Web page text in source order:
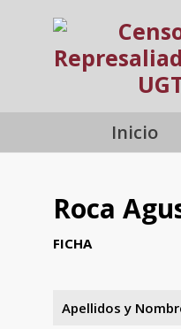
Inicio
Roca
FICHA
Apellidos y